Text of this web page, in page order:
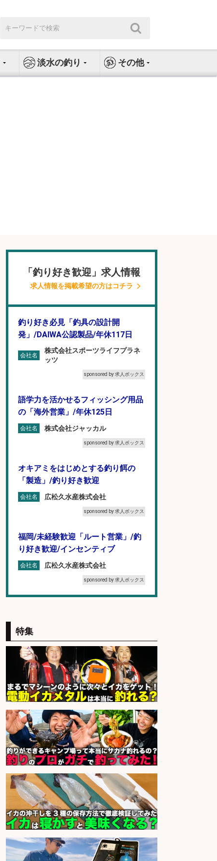
索:
淡水の釣り その他
「釣り好き歓迎」求人情報
求人情報を掲載希望の方はコチラ
釣り好き必見「釣具の設計開
発」/DAIWA公認製品/年休117日
会社名
株式会社スポーツライフプラネ
ッツ
sponsored by 求人ボックス
語学力を活かせるフィッシング用品
の「海外営業」/年休125日
会社名 株式会社ジャッカル
sponsored by 求人ボックス
オキアミをはじめとする釣り餌の
「製造」/釣り好き歓迎
会社名 広松久水産株式会社
sponsored by 求人ボックス
福岡/未経験歓迎「ルート営業」/釣
り好き歓迎/インセンティブ
会社名 広松久水産株式会社
sponsored by 求人ボックス
会社名
sponsored by 求人ボックス
和食, 居酒屋/キッチンスタッフ/天草
の魚と馬刺しの店 キッチンスタッフ
正社員募集
会社名
天草の魚と馬刺しの店 魚粋 天草
の魚と馬刺しの店 魚粋
sponsored by 求人ボックス
8月開始/釣り具メーカーでの営業ア
シスタントのお仕事/残業なし/即日
勤務可/営業事務/軽作業
会社名 株式会社パソナ
sponsored by 求人ボックス
レジ打ち/日払いOK/おさかなの三枚
おろし/新潟県/小千谷市
特集